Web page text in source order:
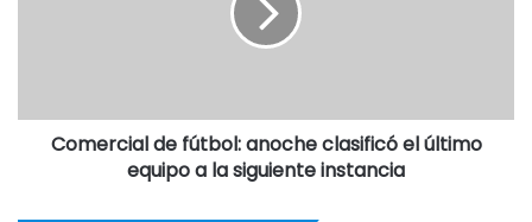
Comercial de fútbol: anoche clasificó el último
equipo a la siguiente instancia